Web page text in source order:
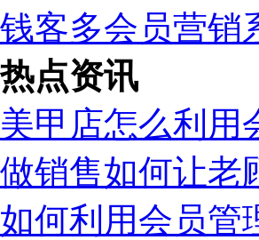
钱客多会员营销
热点资讯
美甲店怎么利用
做销售如何让老
如何利用会员管